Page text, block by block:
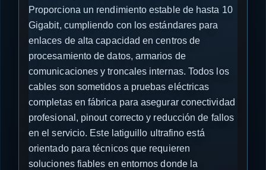
Proporciona un rendimiento estable de hasta 10
Gigabit, cumpliendo con los estándares para
enlaces de alta capacidad en centros de
procesamiento de datos, armarios de
comunicaciones y troncales internas. Todos los
cables son sometidos a pruebas eléctricas
completas en fábrica para asegurar conectividad
profesional, pinout correcto y reducción de fallos
en el servicio. Este latiguillo ultrafino está
orientado para técnicos que requieren
soluciones fiables en entornos donde la